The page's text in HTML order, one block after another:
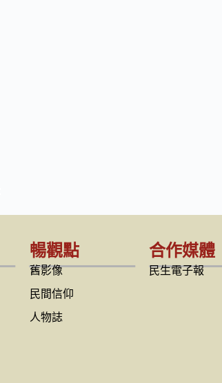
暢觀點
舊影像
民間信仰
人物誌
合作媒體
民生電子報